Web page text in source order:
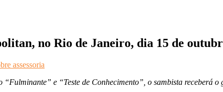
no Rio de Janeiro, dia 15 de
assessoria
“Fulminante” e “Teste de Conhecimento”, o sambista